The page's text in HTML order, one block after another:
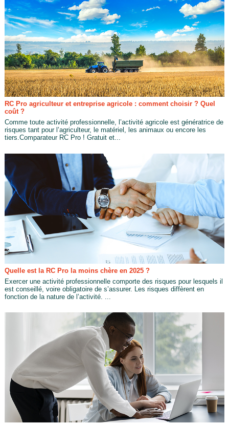
RC Pro agriculteur et entreprise agricole : comment choisir ? Quel
coût ?
Comme toute activité professionnelle, l’activité agricole est génératrice de
risques tant pour l’agriculteur, le matériel, les animaux ou encore les
tiers.Comparateur RC Pro ! Gratuit et...
Quelle est la RC Pro la moins chère en 2025 ?
Exercer une activité professionnelle comporte des risques pour lesquels il
est conseillé, voire obligatoire de s’assurer. Les risques diffèrent en
fonction de la nature de l’activité. ...